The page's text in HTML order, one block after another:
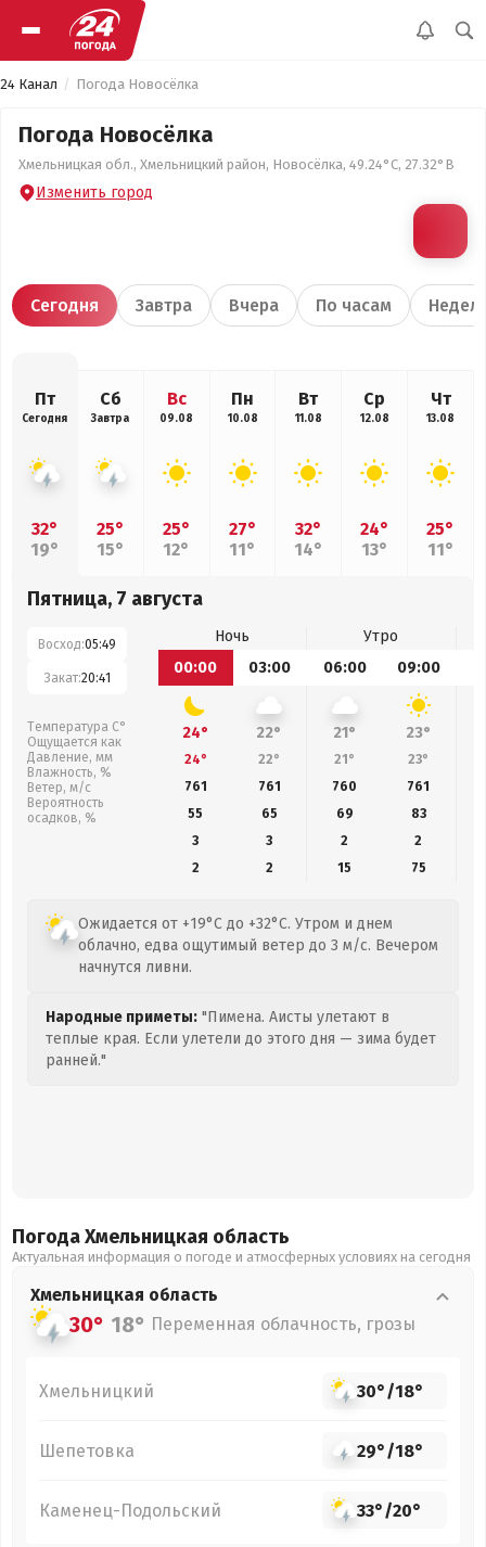
24 Канал Погода Новосёлка
Погода Новосёлка
Хмельницкая обл., Хмельницкий район, Новосёлка, 49.24°С, 27.32°В
Изменить город
Сегодня Завтра Вчера По часам
Пт
Сегодня
32°
19°
Сб
Завтра
25°
15°
Вс
09.08
25°
12°
Пн
10.08
27°
11°
Вт
11.08
32°
14°
Ср
12.08
24°
13°
Чт
13.08
25°
11°
Пятница, 7 августа
Восход:05:49
Закат:20:41
Температура С°
Ощущается как
Давление, мм
Влажность, %
Ветер, м/с
Вероятность
осадков, %
Ночь
Утро
00:00
03:00 06:00 09:00
24° 22° 21° 23°
24° 22° 21° 23°
761
761 760 761
55
65 69
83
3
3 2
2
2
2 15 75
Ожидается от +19°C до +32°C. Утром и днем
облачно, едва ощутимый ветер до 3 м/с. Вечером
начнутся ливни.
Народные приметы: "Пимена. Аисты улетают в
теплые края. Если улетели до этого дня — зима будет
ранней."
Погода Хмельницкая область
Актуальная информация о погоде и атмосферных условиях на сегодня
Хмельницкая область
30° 18° Переменная облачность, грозы
Хмельницкий 30°/18°
Шепетовка 29°/18°
Каменец-Подольский 33°/20°